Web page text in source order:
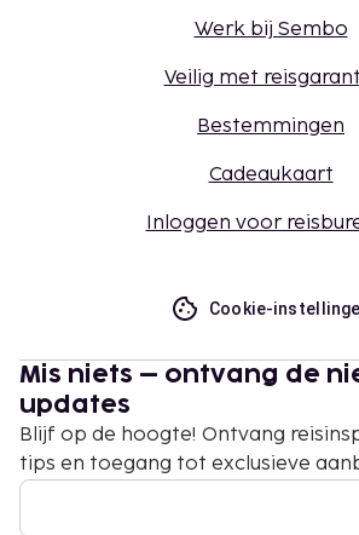
Werk bij Sembo
Veilig met
Bestemmingen
Cadeaukaart
Inloggen voor
Cookie-
Mis niets – ontvang de
updates
Blijf op de hoogte! Ontvang
tips en toegang tot exclusieve